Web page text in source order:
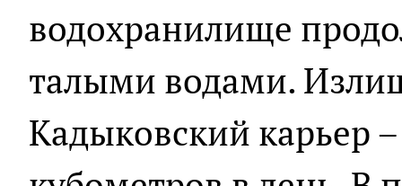
водохранилище
талыми водами.
Кадыковский карьер